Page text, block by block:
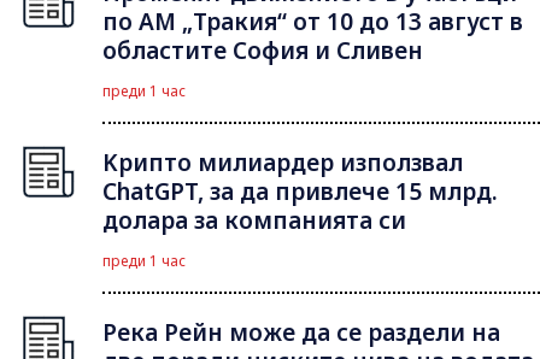
по АМ „Тракия“ от 10 до 13 август в
областите София и Сливен
преди 1 час
Kрипто милиардер използвал
ChatGPT, за да привлече 15 млрд.
долара за компанията си
преди 1 час
Река Рейн може да се раздели на